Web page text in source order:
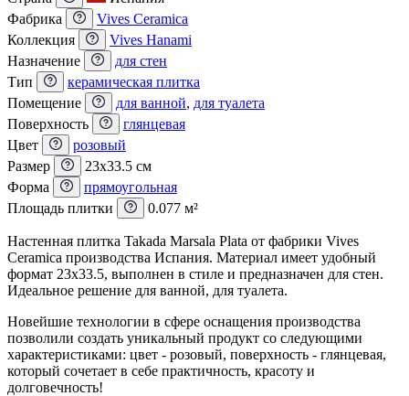
Фабрика
Vives Ceramica
Коллекция
Vives Hanami
Назначение
для стен
Тип
керамическая плитка
Помещение
для ванной, для туалета
Поверхность
глянцевая
Цвет
розовый
Размер
23x33.5 см
Форма
прямоугольная
Площадь плитки
0.077 м²
Настенная плитка Takada Marsala Plata от фабрики Vives
Ceramica производства Испания. Материал имеет удобный
формат 23x33.5, выполнен в стиле и предназначен для стен.
Идеальное решение для ванной, для туалета.
Новейшие технологии в сфере оснащения производства
позволили создать уникальный продукт со следующими
характеристиками: цвет - розовый, поверхность - глянцевая,
который сочетает в себе практичность, красоту и
долговечность!